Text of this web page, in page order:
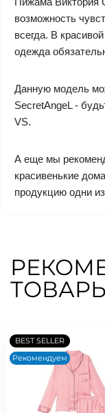
возможность
всегда. В
одежда
Данную модель
SecretAngeL -
VS.
А еще мы
красивенькие
продукцию одни
BEST SELLER
Рекомендуем